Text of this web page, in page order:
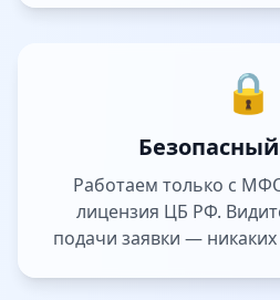
🔒
Работаем только с
лицензия ЦБ РФ.
подачи заявки —